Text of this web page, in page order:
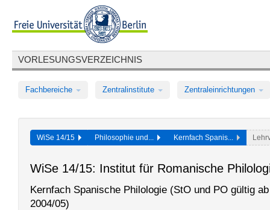
VORLESUNGSVERZEICHNIS
Fachbereiche Zentralinstitute Zentraleinrichtungen
WiSe 14/15 Philosophie und... Kernfach Spanis...
WiSe 14/15: Institut für Romanische
Kernfach Spanische Philologie (StO und PO gültig
2004/05)